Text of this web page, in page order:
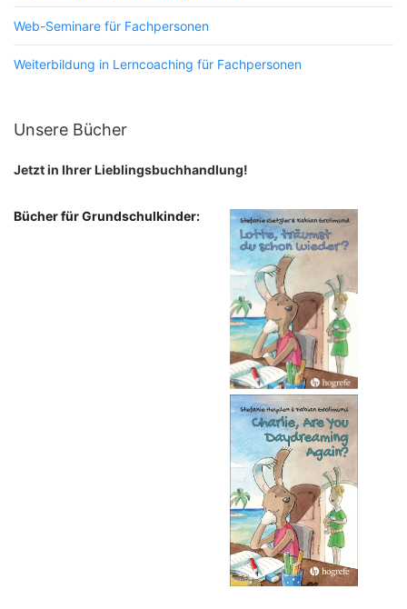
Web-Seminare für Fachpersonen
Weiterbildung in Lerncoaching für Fachpersonen
Unsere Bücher
Jetzt in Ihrer Lieblingsbuchhandlung!
Bücher für Grundschulkinder: